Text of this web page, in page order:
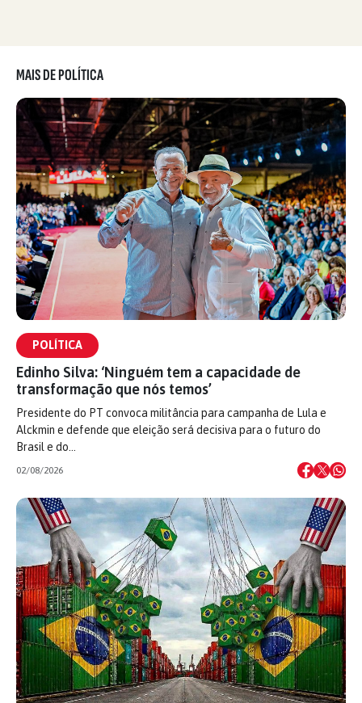
MAIS DE POLÍTICA
POLÍTICA
Edinho Silva: ‘Ninguém tem a capacidade de
transformação que nós temos’
Presidente do PT convoca militância para campanha de Lula e
Alckmin e defende que eleição será decisiva para o futuro do
Brasil e do…
02/08/2026